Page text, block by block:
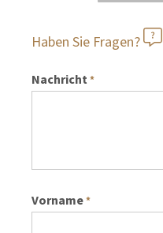
Haben Sie Fragen?
Nachricht*
Vorname*